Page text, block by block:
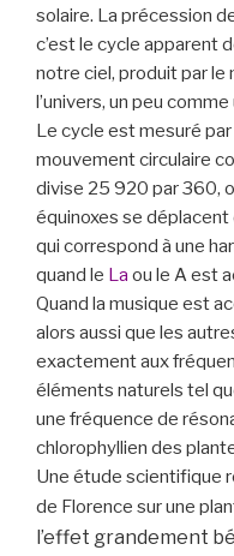
solaire. La précession
c’est le cycle apparent
notre ciel, produit par le
l’univers, un peu comme
Le cycle est mesuré
mouvement circulaire
divise 25 920 par 360,
équinoxes se
qui correspond à une
quand le La ou le A est
Quand la musique est
alors aussi que les
exactement aux
éléments naturels tel
une fréquence de
chlorophyllien des
Une étude scientifique
de Florence sur une
l’effet grandement